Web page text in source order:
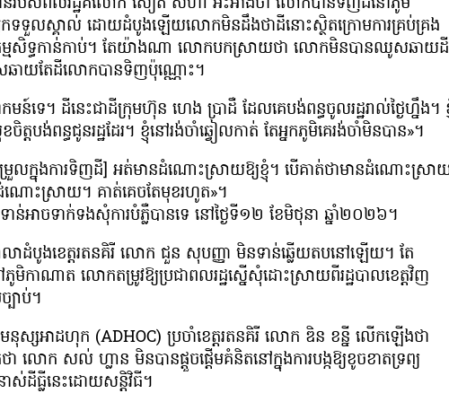
នកទទួលស្គាល់ ដោយដំបូងឡើយលោកមិនដឹងថាដីនោះស្ថិតក្រោមការគ្រប់គ្រង
ម្មសិទ្ធកាន់កាប់។ តែយ៉ាងណា លោកបកស្រាយថា លោកមិនបានឈូសឆាយដី
ាយតែដីលោកបានទិញប៉ុណ្ណោះ។
ទេ។ ដីនេះជាដីក្រុមហ៊ុន ហេង ប្រាដឺ ដែលគេបង់ពន្ធចូលរដ្ឋរាល់ថ្ងៃហ្នឹង។
បង់ពន្ធជូនរដ្ឋដែរ។ ខ្ញុំនៅរង់ចាំឆ្វៀលកាត់ តែអ្នកភូមិគេរង់ចាំមិនបាន»។
លក្នុងការទិញដី] អត់មានដំណោះស្រាយឱ្យខ្ញុំ។ បើគាត់ថាមានដំណោះស្រា
ដំណោះស្រាយ។ គាត់គេចតែមុខរហូត»។
អាចទាក់ទងសុំការបំភ្លឺបានទេ នៅថ្ងៃទី១២ ខែមិថុនា ឆ្នាំ២០២៦។
សាលាដំបូងខេត្តរតនគិរី លោក ជួន សុបញ្ញា មិនទាន់ឆ្លើយតបនៅឡើយ។ តែ
កាណាត លោកតម្រូវឱ្យប្រជាពលរដ្ឋស្នើសុំដោះស្រាយពីរដ្ឋបាលខេត្តវិញ
បាប់។
នុស្សអាដហុក (ADHOC) ប្រចាំខេត្តរតនគិរី លោក ឌិន ខន្នី លើកឡើងថា
លោក សល់ ហ្លាន មិនបានផ្ដួចផ្ដើមគំនិតនៅក្នុងការបង្កឱ្យខូចខាតទ្រព្យ
ដីធ្លីនេះដោយសន្តិវិធី។